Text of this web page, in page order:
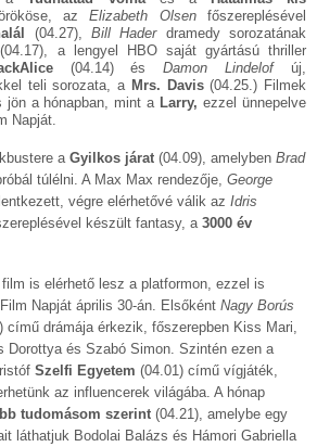
az Elizabeth Olsenfőszereplésével
(04.27), Bill Hader dramedy sorozatának
(04.17), a lengyel HBO saját gyártású thriller
(04.14) és Damon Lindelof
új,
teli sorozata, a Mrs. Davis (04.25.) Filmek
a hónapban, mint a Larry, ezzel ünnepelve
Napját.
a Gyilkos járat (04.09), amelyben Brad
túlélni. A Max Max rendezője, George
végre elérhetővé válik az Idris
készült fantasy, a 3000 év
is elérhető lesz a platformon, ezzel is
Napját április 30-án. Elsőként Nagy Borús
című drámája érkezik, főszerepben Kiss Mari,
Dorottya és Szabó Simon. Szintén ezen a
Szelfi Egyetem (04.01) című vígjáték,
az influencerek világába. A hónap
tudomásom szerint (04.21), amelybe egy
láthatjuk Bodolai Balázs és Hámori Gabriella